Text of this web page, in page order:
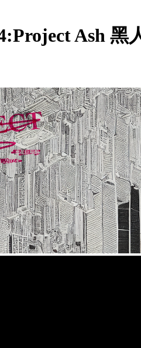
Ash 黑